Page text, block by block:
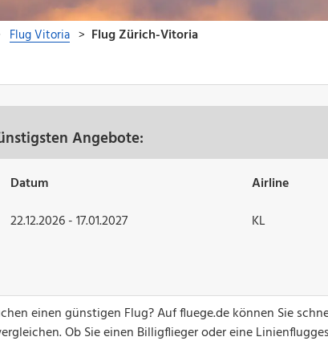
Angebote:
Datum Airline
22.12.2026 - 17.01.2027 KL
einen günstigen Flug? Auf fluege.de können Sie
Ob Sie einen Billigflieger oder eine